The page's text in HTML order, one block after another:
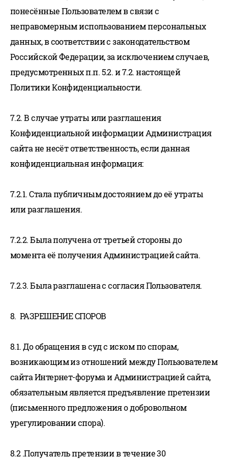
понесённые Пользователем в связи с
неправомерным использованием персональных
данных, в соответствии с законодательством
Российской Федерации, за исключением случаев,
предусмотренных п.п. 5.2. и 7.2. настоящей
Политики Конфиденциальности.
7.2. В случае утраты или разглашения
Конфиденциальной информации Администрация
сайта не несёт ответственность, если данная
конфиденциальная информация:
7.2.1. Стала публичным достоянием до её утраты
или разглашения.
7.2.2. Была получена от третьей стороны до
момента её получения Администрацией сайта.
7.2.3. Была разглашена с согласия Пользователя.
8. РАЗРЕШЕНИЕ СПОРОВ
8.1. До обращения в суд с иском по спорам,
возникающим из отношений между Пользователем
сайта Интернет-форума и Администрацией сайта,
обязательным является предъявление претензии
(письменного предложения о добровольном
урегулировании спора).
8.2 .Получатель претензии в течение 30